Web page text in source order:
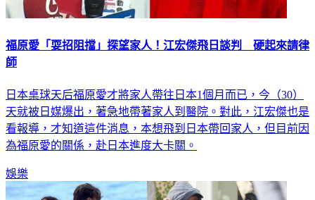
福原愛「耍招阻擋」探望家人！江宏傑飛日談判 硬起來請律
師
日本桌球天后福原愛才將家人帶往日本1個月而已，今（30）
天就被日媒爆出，著急地帶著家人到醫院。對此，江宏傑也是
看報導，才知道這件消息，本想飛到日本帶回家人，但目前因
為福原愛的關係，赴日本進度大卡關。
娛樂